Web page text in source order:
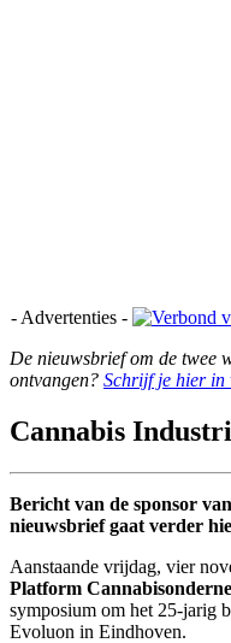
- Advertenties -
De nieuwsbrief om de twee
ontvangen? Schrijf je hier in
Cannabis
Bericht van de sponsor
nieuwsbrief gaat verder
Aanstaande vrijdag, vier
Platform
symposium om het 25-jarig
Evoluon in Eindhoven.